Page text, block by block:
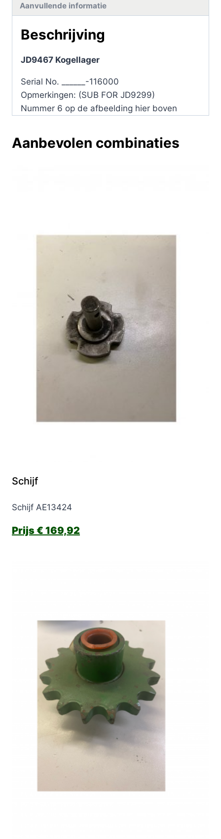
Aanvullende informatie
Beschrijving
JD9467 Kogellager
Serial No. ______-116000
Opmerkingen: (SUB FOR JD9299)
Nummer 6 op de afbeelding hier boven
Aanbevolen combinaties
Schijf
Schijf AE13424
€ 169,92